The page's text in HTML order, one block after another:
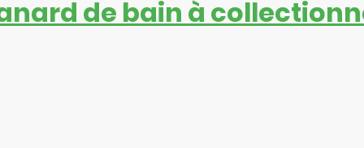
de bain à